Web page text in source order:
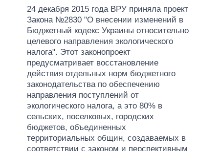
24 декабря 2015 года ВРУ приняла проект
Закона №2830 "О внесении изменений в
Бюджетный кодекс Украины относительно
целевого направления экологического
налога". Этот законопроект
предусматривает восстановление
действия отдельных норм бюджетного
законодательства по обеспечению
направления поступлений от
экологического налога, а это 80% в
сельских, поселковых, городских
бюджетов, объединенных
территориальных общин, создаваемых в
соответствии с законом и перспективным